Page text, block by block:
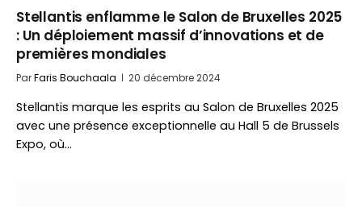
Stellantis enflamme le Salon de Bruxelles 2025
: Un déploiement massif d’innovations et de
premières mondiales
ParFaris Bouchaala 20 décembre 2024
Stellantis marque les esprits au Salon de Bruxelles 2025
avec une présence exceptionnelle au Hall 5 de Brussels
Expo, où…